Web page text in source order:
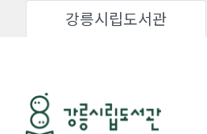
강릉시립도서관